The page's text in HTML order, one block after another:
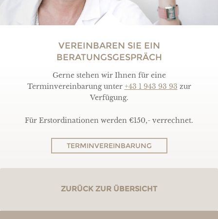
VEREINBAREN SIE EIN
BERATUNGSGESPRÄCH
Gerne stehen wir Ihnen für eine
Terminvereinbarung unter +43 1 943 93 93 zur
Verfügung.
Für Erstordinationen werden €150,- verrechnet.
TERMINVEREINBARUNG
ZURÜCK ZUR ÜBERSICHT